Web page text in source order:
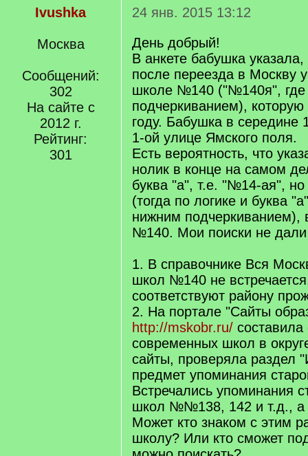
Ivushka
Москва
Сообщений:
302
На сайте с
2012 г.
Рейтинг:
301
24 янв. 2015 13:12
День добрый!
В анкете бабушка указала,
после переезда в Москву
школе №140 ("№140я", где
подчеркиванием), которую
году. Бабушка в середине
1-ой улице Ямского поля.
Есть вероятность, что
нолик в конце на самом
буква "а", т.е. "№14-ая",
(тогда по логике и буква
нижним подчеркиванием),
№140. Мои поиски не дали
1. В справочнике Вся
школ №140 не
соответствуют району
2. На портале "Сайты
http://mskobr.ru/ составила
современных школ в
сайты, проверяла раздел
предмет упоминания
Встречались упоминания
школ №№138, 142 и т.д.,
Может кто знаком с этим
школу? Или кто сможет